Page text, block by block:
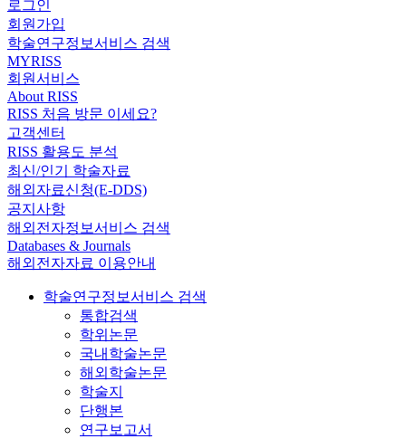
로그인
회원가입
학술연구정보서비스 검색
MYRISS
회원서비스
About RISS
RISS 처음 방문 이세요?
고객센터
RISS 활용도 분석
최신/인기 학술자료
해외자료신청(E-DDS)
공지사항
해외전자정보서비스 검색
Databases & Journals
해외전자자료 이용안내
학술연구정보서비스 검색
통합검색
학위논문
국내학술논문
해외학술논문
학술지
단행본
연구보고서